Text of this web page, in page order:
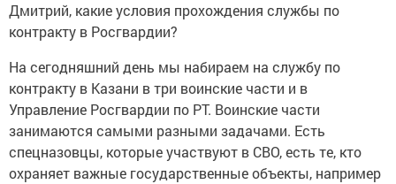
Дмитрий, какие условия прохождения службы по
контракту в Росгвардии?
На сегодняшний день мы набираем на службу по
контракту в Казани в три воинские части и в
Управление Росгвардии по РТ. Воинские части
занимаются самыми разными задачами. Есть
спецназовцы, которые участвуют в СВО, есть те, кто
охраняет важные государственные объекты, например